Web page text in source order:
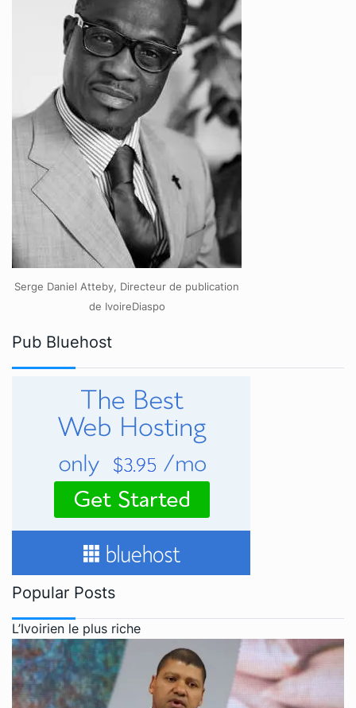
Serge Daniel Atteby, Directeur de publication
de IvoireDiaspo
Pub Bluehost
Popular Posts
L’Ivoirien le plus riche